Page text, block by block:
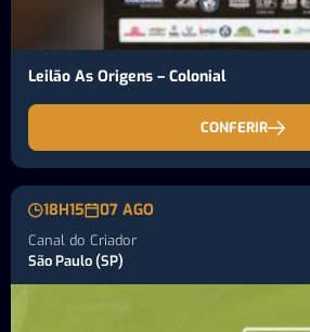
Leilão As Origens – Colonial
CONFERIR
18H15 07 AGO
Canal do Criador
São Paulo (SP)